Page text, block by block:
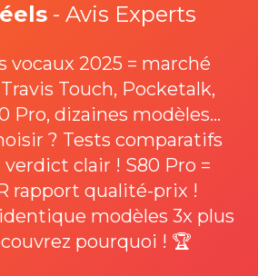
- Avis Experts
vocaux 2025 = marché
Touch, Pocketalk,
Pro, dizaines modèles...
? Tests comparatifs
clair ! S80 Pro =
rapport qualité-prix !
modèles 3x plus
pourquoi ! 🏆